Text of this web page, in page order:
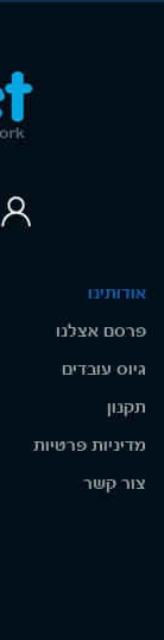
אודותינו
פרסם אצלנו
גיוס עובדים
תקנון
מדיניות פרטיות
צור קשר